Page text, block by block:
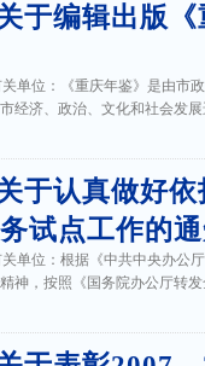
于编辑出版
单位：《重庆年鉴》是由市
经济、政治、文化和社会发
于认真做好
试点工作的
单位：根据《中共中央办公
神，按照《国务院办公厅转